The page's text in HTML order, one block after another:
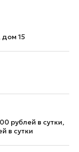
дом 15
рублей в сутки,
в сутки